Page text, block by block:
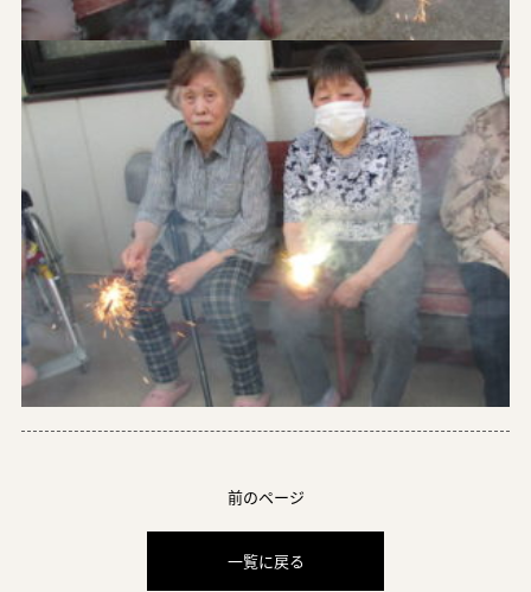
前のページ
一覧に戻る